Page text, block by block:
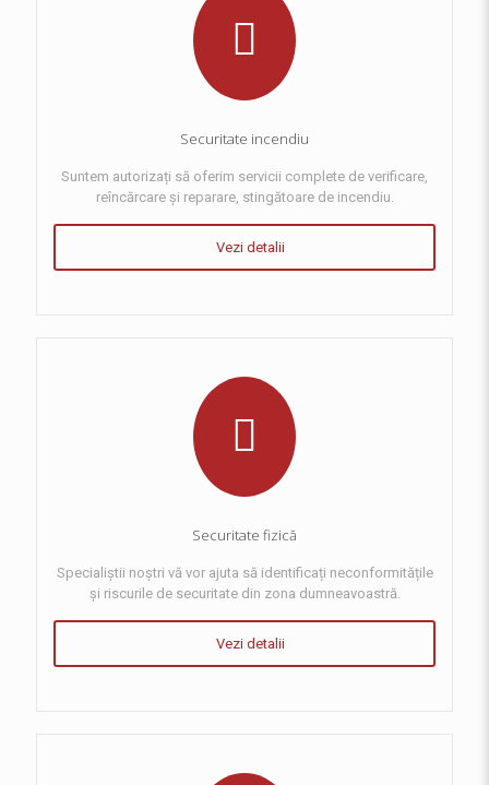
Securitate incendiu
Suntem autorizați să oferim servicii complete de verificare,
reîncărcare și reparare, stingătoare de incendiu.
Vezi detalii
Securitate fizică
Specialiștii noștri vă vor ajuta să identificați neconformitățile
și riscurile de securitate din zona dumneavoastră.
Vezi detalii